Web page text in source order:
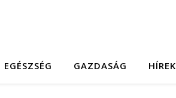
EGÉSZSÉG GAZDASÁG HÍREK